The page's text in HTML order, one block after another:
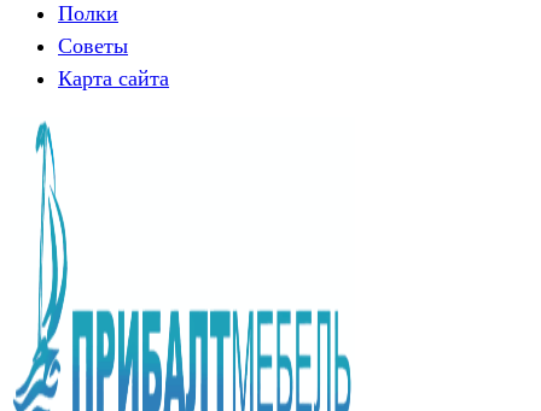
Полки
Советы
Карта сайта